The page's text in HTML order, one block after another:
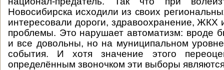
Новосибирска исходили из своих
интересовали дороги, здравоохранение, ЖКХ
проблемы. Это нарушает автоматизм: вроде
и все довольны, но на муниципальном
события. И хотя значение этого
определённым звоночком эти выборы